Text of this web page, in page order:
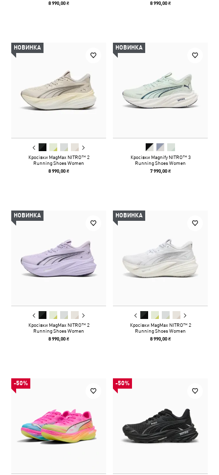
8 990,00 ₴ 8 990,00 ₴
НОВИНКА
Кросівки MagMax NITRO™ 2
Running Shoes Women
8 990,00 ₴
НОВИНКА
Кросівки Magnify NITRO™ 3
Running Shoes Women
7 990,00 ₴
НОВИНКА
Кросівки MagMax NITRO™ 2
Running Shoes Women
8 990,00 ₴
НОВИНКА
Кросівки MagMax NITRO™ 2
Running Shoes Women
8 990,00 ₴
-50% -50%